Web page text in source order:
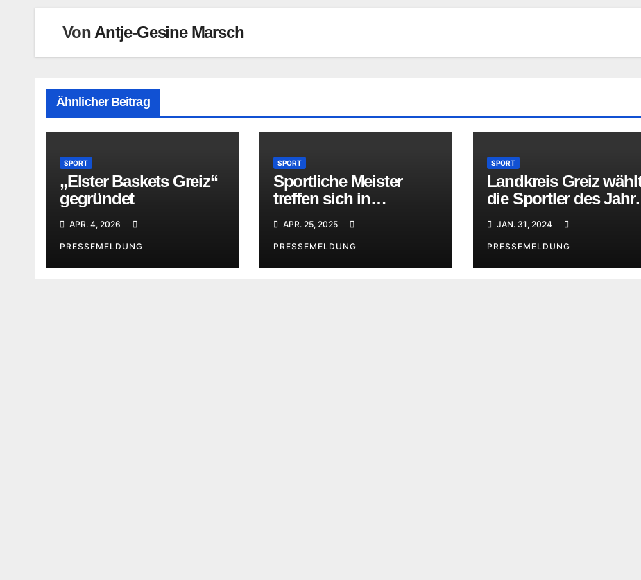
VonAntje-Gesine Marsch
Ähnlicher Beitrag
SPORT
„Elster Baskets Greiz“
gegründet
APR. 4, 2026
PRESSEMELDUNG
SPORT
Sportliche Meister
treffen sich in
Wildetaube
APR. 25, 2025
PRESSEMELDUNG
SPORT
Landkreis Greiz
die Sportler des
2023
JAN. 31, 2024
PRESSEMELDUNG